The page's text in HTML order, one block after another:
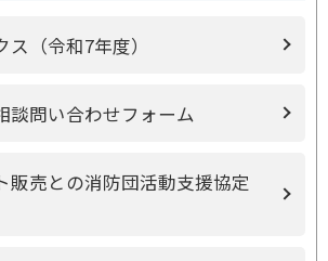
（令和7年度）
談問い合わせフォーム
販売との消防団活動支援協定